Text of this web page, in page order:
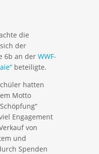
die
der
6b an der WWF-
beteiligte.
hatten
Motto
Engagement
von
und
Spenden